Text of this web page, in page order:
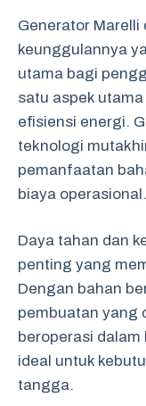
Generator Marelli
keunggulannya
utama bagi
satu aspek
efisiensi energi.
teknologi
pemanfaatan
biaya operasional.
Daya tahan dan
penting yang
Dengan bahan
pembuatan yang
beroperasi
ideal untuk
tangga.